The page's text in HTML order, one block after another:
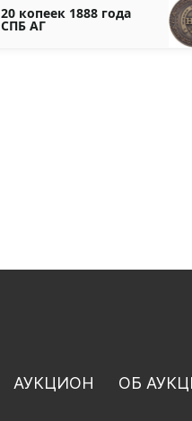
20 копеек 1888 года
СПБ АГ
АУКЦИОН ОБ